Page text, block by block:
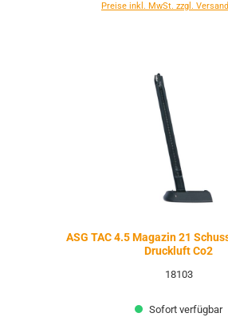
Preise inkl. MwSt. zzgl.
ASG TAC 4.5 Magazin 21
Druckluft Co2
18103
Sofort verfügbar